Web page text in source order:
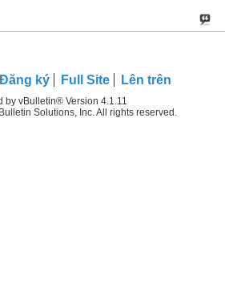
Đăng ký Full Site Lên trên
by vBulletin® Version 4.1.11
Solutions, Inc. All rights reserved.